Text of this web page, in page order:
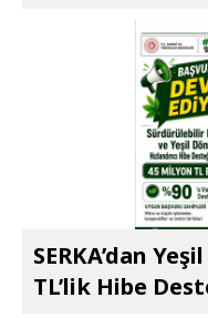
SERKA’dan
TL’lik Hibe